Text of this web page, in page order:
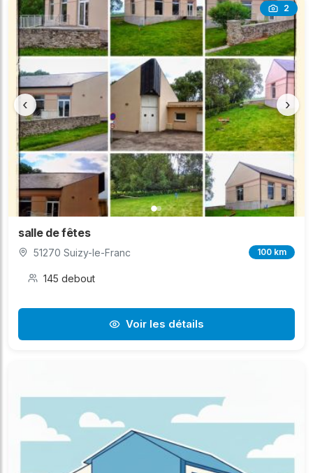
2
‹ ›
salle de fêtes
51270 Suizy-le-Franc 100 km
145 debout
Voir les détails